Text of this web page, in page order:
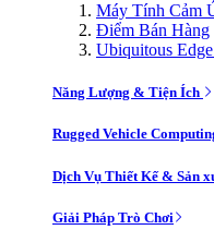
Máy Tính Cảm
Điểm Bán Hàng
Ubiquitous
Năng Lượng & Tiện Ích
Rugged Vehicle
Dịch Vụ Thiết Kế & Sản
Giải Pháp Trò Chơi